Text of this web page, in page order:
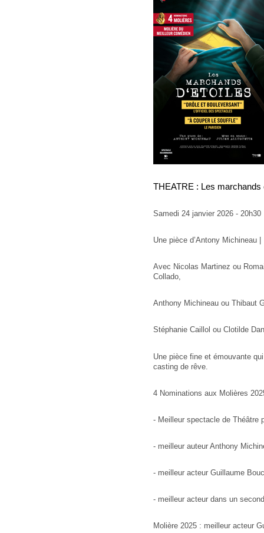
THEATRE : Les marchands
Samedi 24 janvier 2026 - 20h30
Une pièce d’Antony Michineau
Avec Nicolas Martinez ou
Collado,
Anthony Michineau ou Thibaut
Stéphanie Caillol ou Clotilde
Une pièce fine et émouvante
casting de rêve.
4 Nominations aux Molières
- Meilleur spectacle de Théâtre
- meilleur auteur Anthony
- meilleur acteur Guillaume
- meilleur acteur dans un
Molière 2025 : meilleur acteur